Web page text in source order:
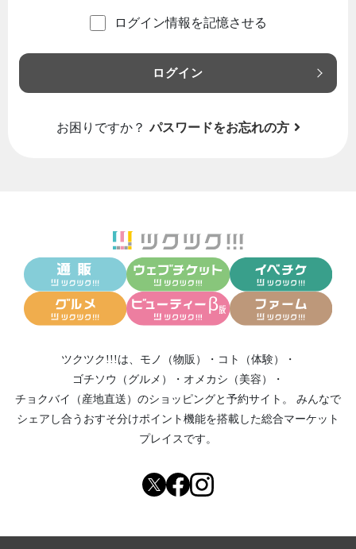
ログイン情報を記憶させる
ログイン
お困りですか？ パスワードをお忘れの方
ツクツク!!!は、 モノ（物販） ・ コト（体験）
・
ゴチソウ（グルメ）
・ オメカシ（美容）
・
チョクバイ（産地直送） のショッピングと予約サイト。
みんなで
シェアし合う おすそ分けポイント機能を搭載した総合マーケット
プレイスです。